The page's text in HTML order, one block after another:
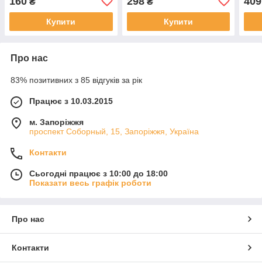
Купити Купити
Про нас
83% позитивних з 85 відгуків за рік
Працює з 10.03.2015
м. Запоріжжя
проспект Соборный, 15, Запоріжжя, Україна
Контакти
Сьогодні працює з 10:00 до 18:00
Показати весь графік роботи
Про нас
Контакти